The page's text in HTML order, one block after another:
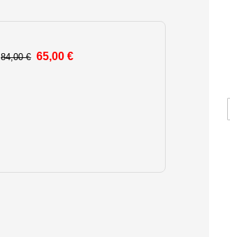
84,00 € 65,00 €